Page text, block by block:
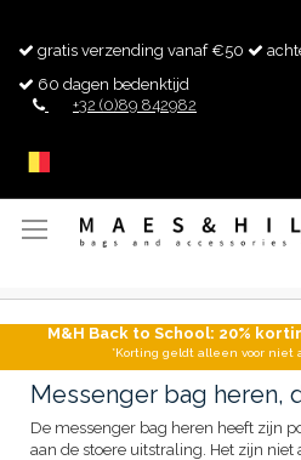
gratis verzending vanaf €50
60 dagen bedenktijd
+32 (0)89 842982
Toggle
M&H Back to School: 20%
*Korting geldt alleen voor niet
Messenger bag heren,
De messenger bag heren heeft zijn
aan de stoere uitstraling. Het zijn niet